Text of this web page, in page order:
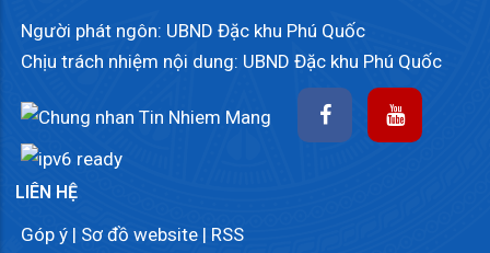
Người phát ngôn: UBND Đặc khu Phú Quốc
Chịu trách nhiệm nội dung: UBND Đặc khu Phú Quốc
LIÊN HỆ
Góp ý | Sơ đồ website | RSS